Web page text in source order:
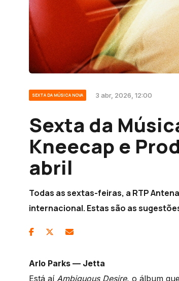
SEXTA DA MÚSICA NOVA 3 abr, 2026, 12:00
Sexta da
Kneecap e
abril
Todas as sextas-feiras, a RTP
internacional. Estas são as
Arlo Parks — Jetta
Está aí Ambiguous Desire, o álbum